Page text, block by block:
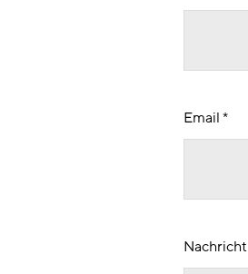
Email*
Nachricht